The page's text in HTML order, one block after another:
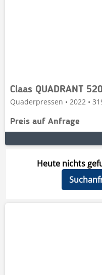
Claas QUADRANT
Quaderpressen • 2022 •
Preis auf Anfrage
Heute nichts